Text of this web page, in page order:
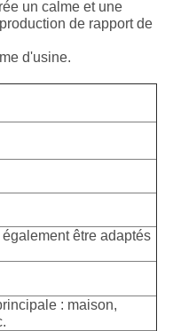
un calme et une
de rapport de
d'usine.
être adaptés
: maison,